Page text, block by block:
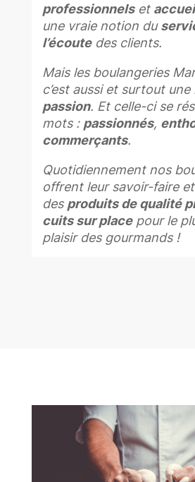
professionnelset
une vraie notion du
l’écoutedes clients.
Mais les boulangeries
c’est aussi et surtout
passion. Et celle-ci se
mots : passionnés,
commerçants.
Quotidiennement nos
offrent leur savoir-faire
des produits de qualité
cuits sur placepour le
plaisir des gourmands !